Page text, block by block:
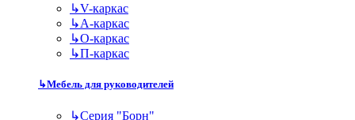
↳V-каркас
↳А-каркас
↳О-каркас
↳П-каркас
↳Мебель для руководителей
↳Серия "Борн"